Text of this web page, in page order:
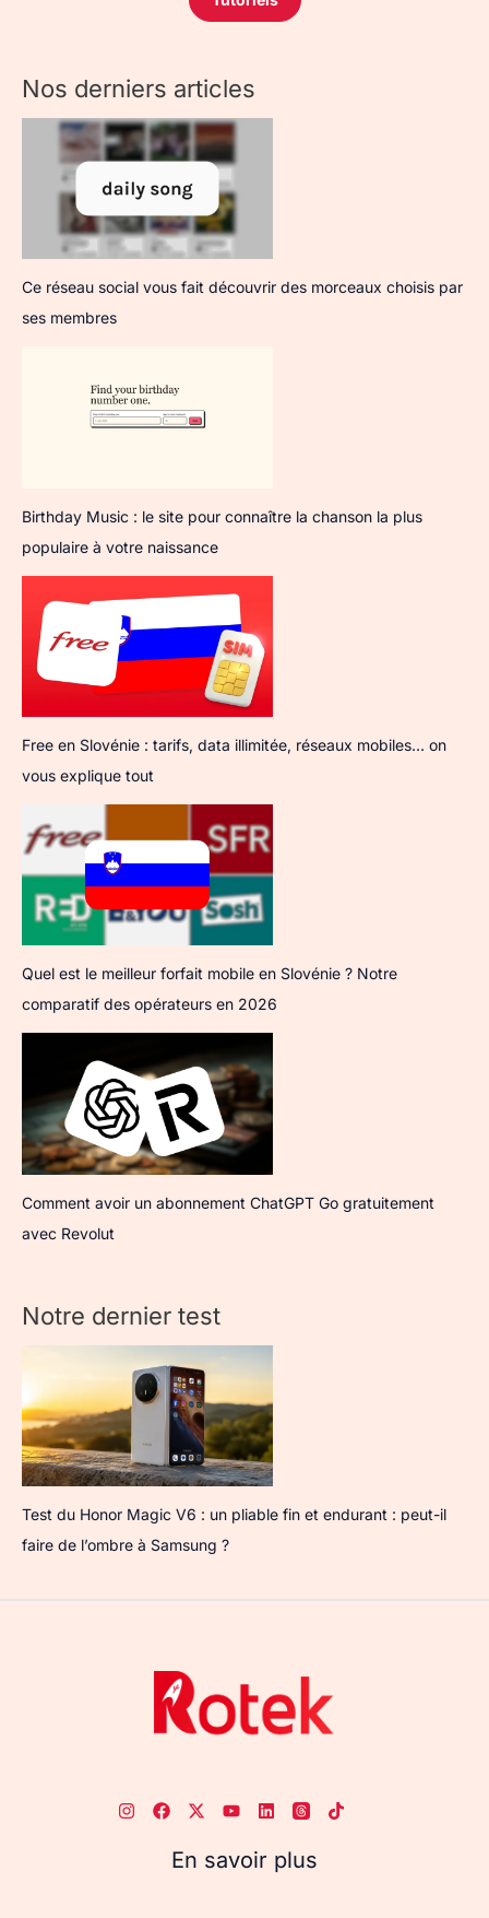
Nos derniers articles
Ce réseau social vous fait découvrir des morceaux choisis par
ses membres
Birthday Music : le site pour connaître la chanson la plus
populaire à votre naissance
Free en Slovénie : tarifs, data illimitée, réseaux mobiles… on
vous explique tout
Quel est le meilleur forfait mobile en Slovénie ? Notre
comparatif des opérateurs en 2026
Comment avoir un abonnement ChatGPT Go gratuitement
avec Revolut
Notre dernier test
Test du Honor Magic V6 : un pliable fin et endurant : peut-il
faire de l’ombre à Samsung ?
En savoir plus